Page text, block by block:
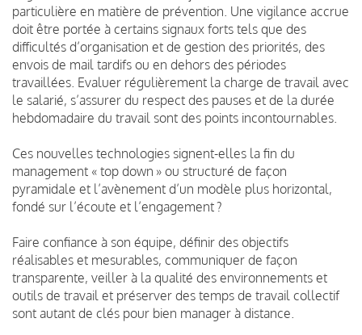
particulière en matière de prévention. Une vigilance accrue
doit être portée à certains signaux forts tels que des
difficultés d’organisation et de gestion des priorités, des
envois de mail tardifs ou en dehors des périodes
travaillées. Evaluer régulièrement la charge de travail avec
le salarié, s’assurer du respect des pauses et de la durée
hebdomadaire du travail sont des points incontournables.
Ces nouvelles technologies signent-elles la fin du
management « top down » ou structuré de façon
pyramidale et l’avènement d’un modèle plus horizontal,
fondé sur l’écoute et l’engagement ?
Faire confiance à son équipe, définir des objectifs
réalisables et mesurables, communiquer de façon
transparente, veiller à la qualité des environnements et
outils de travail et préserver des temps de travail collectif
sont autant de clés pour bien manager à distance.